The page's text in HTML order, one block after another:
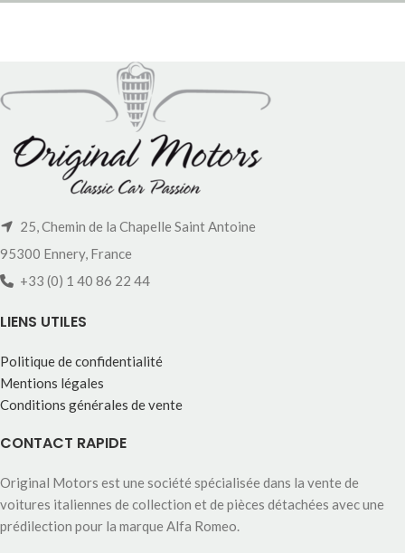
25, Chemin de la Chapelle Saint Antoine
95300 Ennery, France
+33 (0) 1 40 86 22 44
LIENS UTILES
Politique de confidentialité
Mentions légales
Conditions générales de vente
CONTACT RAPIDE
Original Motors est une société spécialisée dans la vente de
voitures italiennes de collection et de pièces détachées avec une
prédilection pour la marque Alfa Romeo.